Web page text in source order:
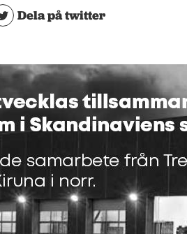
Dela på twitter